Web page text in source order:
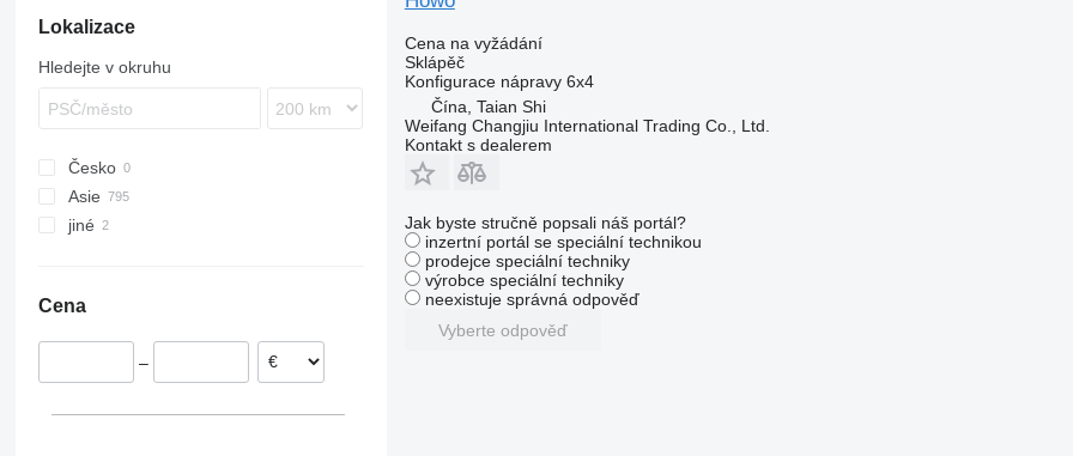
Premium
S-series
VM
Lokalizace
Hledejte v okruhu
Česko
Asie
jiné
Cena
–
Cena na vyžádání
Sklápěč
Konfigurace nápravy 6x4
Čína, Taian Shi
Weifang Changjiu International Trading Co., Ltd.
Kontakt s dealerem
Jak byste stručně popsali náš portál?
inzertní portál se speciální technikou
prodejce speciální techniky
výrobce speciální techniky
neexistuje správná odpověď
Vyberte odpověď